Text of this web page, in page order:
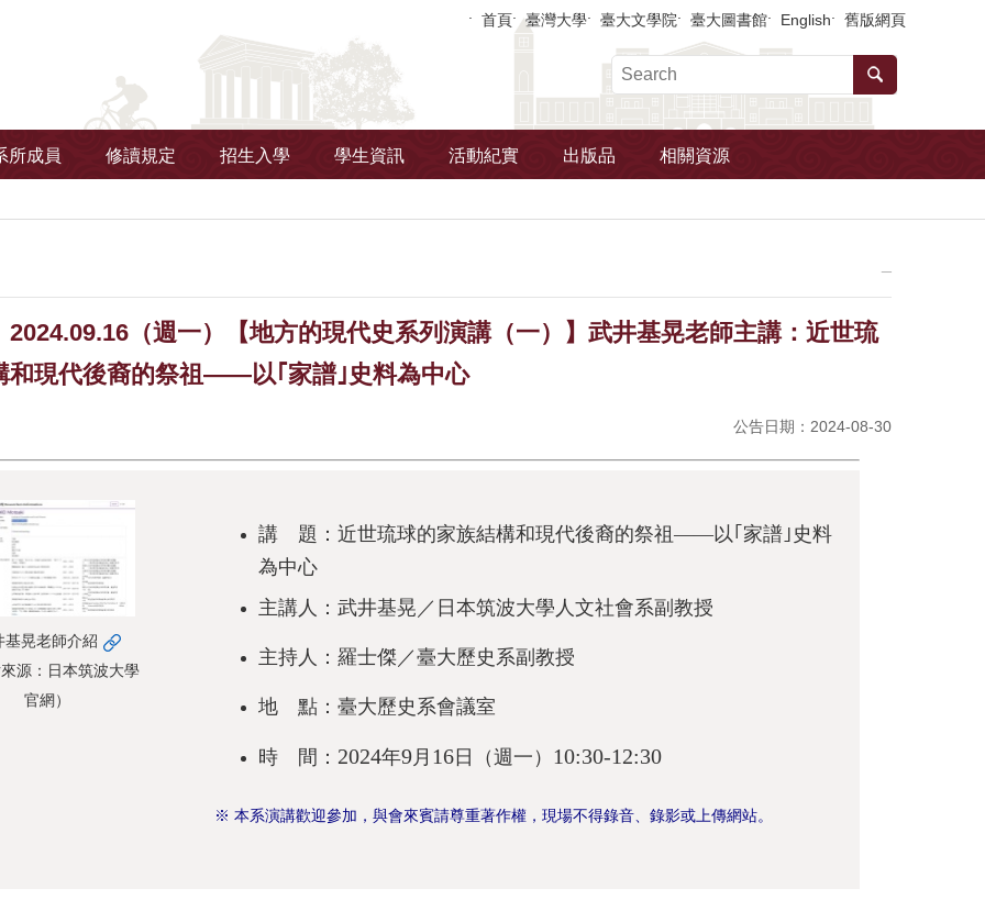
首頁 臺灣大學 臺大文學院 臺大圖書館 English 舊版網頁
所成員 修讀規定 招生入學 學生資訊 活動紀實 出版品 相關資源
2024.09.16（週一）【地方的現代史系列演講（一）】武井基晃老師主講：近世琉
和現代後裔的祭祖——以｢家譜｣史料為中心
公告日期：2024-08-30
基晃老師介紹
源：日本筑波大學
官網）
講 題：近世琉球的家族結構和現代後裔的祭祖——以｢家譜｣史料
為中心
主講人：武井基晃／日本筑波大學人文社會系副教授
主持人：羅士傑／臺大歷史系副教授
地 點：臺大歷史系會議室
時 間： 2024年9月 16 日（週一） 10:30-12:30
※ 本系演講歡迎參加，與會來賓請尊重著作權，現場不得錄音、錄影或上傳網站。